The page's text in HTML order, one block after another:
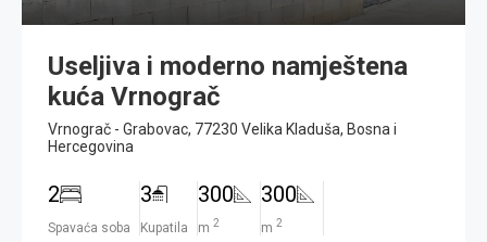
Useljiva i moderno namještena
kuća Vrnograč
Vrnograč - Grabovac, 77230 Velika Kladuša, Bosna i
Hercegovina
2
Spavaća soba
3
Kupatila
300
m 2
300
m 2